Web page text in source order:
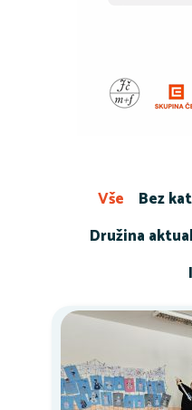
Bez
Družina
Vše